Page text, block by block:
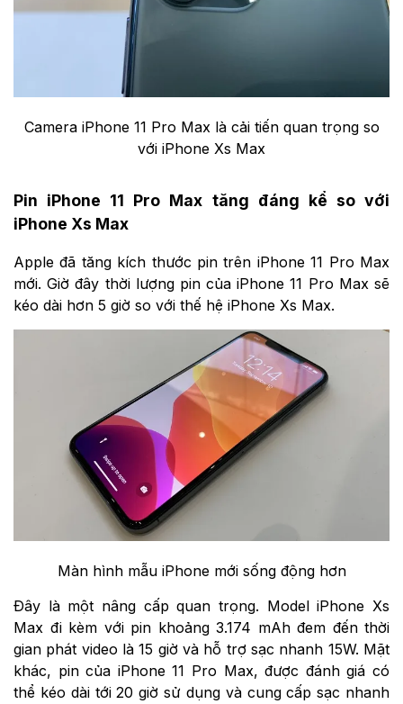
Camera iPhone 11 Pro Max là cải tiến quan trọng so
với iPhone Xs Max
Pin iPhone 11 Pro Max tăng đáng kể so với
iPhone Xs Max
Apple đã tăng kích thước pin trên iPhone 11 Pro Max
mới. Giờ đây thời lượng pin của iPhone 11 Pro Max sẽ
kéo dài hơn 5 giờ so với thế hệ iPhone Xs Max.
Màn hình mẫu iPhone mới sống động hơn
Đây là một nâng cấp quan trọng. Model iPhone Xs
Max đi kèm với pin khoảng 3.174 mAh đem đến thời
gian phát video là 15 giờ và hỗ trợ sạc nhanh 15W. Mặt
khác, pin của iPhone 11 Pro Max, được đánh giá có
thể kéo dài tới 20 giờ sử dụng và cung cấp sạc nhanh